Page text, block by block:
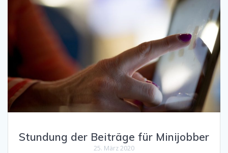
Stundung der Beiträge für Minijobber
25. März 2020